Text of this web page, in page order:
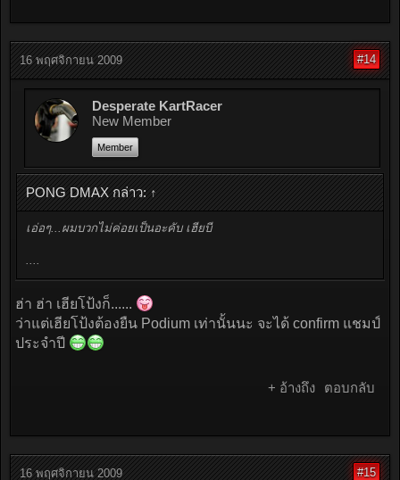
16 พฤศจิกายน 2009 #14
Desperate KartRacer
New Member
Member
PONG DMAX กล่าว: ↑
เอ่อๆ...ผมบวกไม่ค่อยเป็นอะคับ เฮียบี
....
ฮ่า ฮ่า เฮียโป้งก็......
ว่าแต่เฮียโป้งต้องยืน Podium เท่านั้นนะ จะได้ confirm แชมป์
ประจำปี
+ อ้างถึง ตอบกลับ
16 พฤศจิกายน 2009 #15